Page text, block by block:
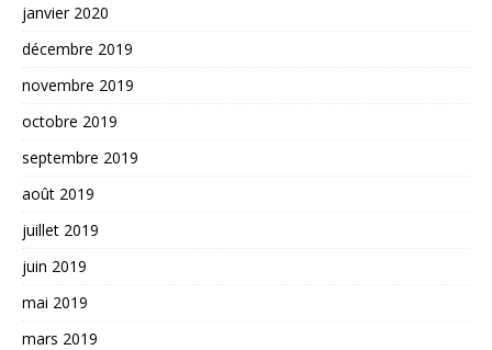
janvier 2020
décembre 2019
novembre 2019
octobre 2019
septembre 2019
août 2019
juillet 2019
juin 2019
mai 2019
mars 2019